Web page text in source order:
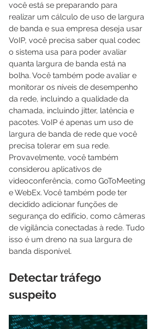
você está se preparando para
realizar um cálculo de uso de largura
de banda e sua empresa deseja usar
VoIP, você precisa saber qual codec
o sistema usa para poder avaliar
quanta largura de banda está na
bolha. Você também pode avaliar e
monitorar os níveis de desempenho
da rede, incluindo a qualidade da
chamada, incluindo jitter, latência e
pacotes. VoIP é apenas um uso de
largura de banda de rede que você
precisa tolerar em sua rede.
Provavelmente, você também
considerou aplicativos de
videoconferência, como GoToMeeting
e WebEx. Você também pode ter
decidido adicionar funções de
segurança do edifício, como câmeras
de vigilância conectadas à rede. Tudo
isso é um dreno na sua largura de
banda disponível.
Detectar tráfego
suspeito